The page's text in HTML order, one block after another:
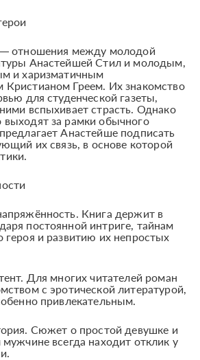
отношения между молодой
Анастейшей Стил и молодым,
и харизматичным
Кристианом Греем. Их знакомство
для студенческой газеты,
вспыхивает страсть. Однако
за рамки обычного
Анастейше подписать
их связь, в основе которой
Книга держит в
постоянной интриге, тайнам
героя и развитию их непростых
Для многих читателей роман
с эротической литературой,
привлекательным.
Сюжет о простой девушке и
всегда находит отклик у